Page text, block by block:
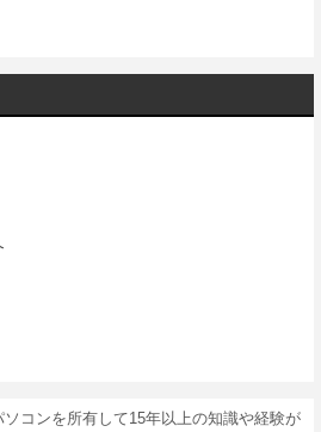
コンを所有して15年以上の知識や経験が